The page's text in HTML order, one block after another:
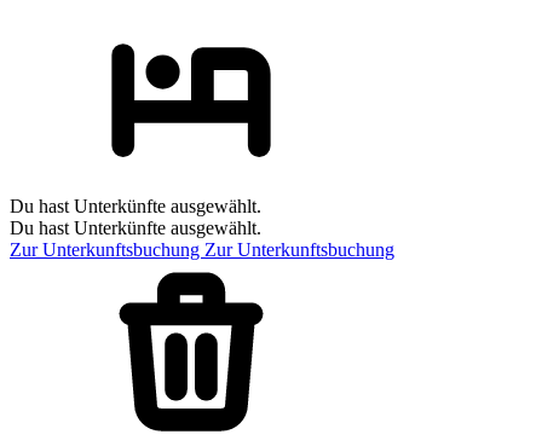
Du hast Unterkünfte ausgewählt.
Du hast Unterkünfte ausgewählt.
Zur Unterkunftsbuchung Zur Unterkunftsbuchung